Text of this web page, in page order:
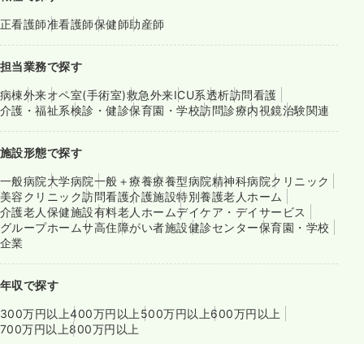
正看護師准看護師保健師助産師
担当業務で探す
病棟外来オペ室(手術室)救急外来ICU系透析訪問看護
介護・福祉系検診・健診保育園・学校訪問診療内視鏡治験関連
施設形態で探す
一般病院大学病院一般＋療養療養型病院精神科病院クリニック
美容クリニック訪問看護介護施設特別養護老人ホーム
介護老人保健施設有料老人ホームデイケア・デイサービス
グループホームサ高住障がい者施設健診センター保育園・学校
企業
年収で探す
300万円以上400万円以上 500万円以上600万円以上
700万円以上800万円以上